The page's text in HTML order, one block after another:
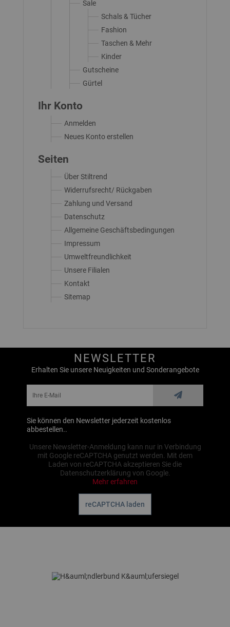
Sale
Schals & Tücher
Fashion
Taschen & Mehr
Kinder
Gutscheine
Gürtel
Ihr Konto
Anmelden
Neues Konto erstellen
Seiten
Über Stiltrend
Widerrufsrecht/ Rückgaben
Zahlung und Versand
Datenschutz
Allgemeine Geschäftsbedingungen
Impressum
Umweltfreundlichkeit
Unsere Filialen
Kontakt
Sitemap
NEWSLETTER
Erhalten Sie unsere Neuigkeiten und Sonderangebote
Sie können den Newsletter jederzeit kostenlos
abbestellen..
Unsere Newsletter-Anmeldung kann nur in Verbindung
mit Google reCAPTCHA genutzt werden. Mit dem
Laden von reCAPTCHA akzeptieren Sie die
Datenschutzerklärung von Google.
Mehr erfahren
reCAPTCHA laden